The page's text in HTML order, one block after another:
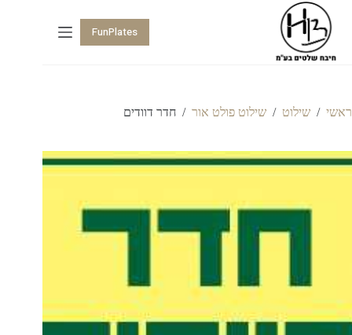
FunPlates
ראשי / שילוט / שילוט פולט אור / חדר דוודים